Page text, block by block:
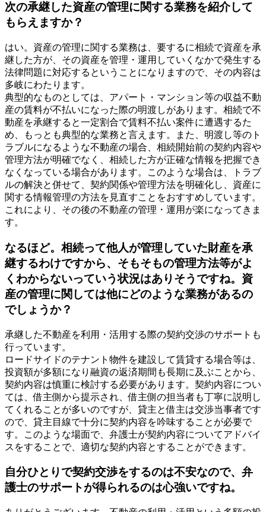
次の承継した資産の管理に関する業務を紹介して
もらえますか？
はい。資産の管理に関する業務は、要するに相続で資産を承
継した方が、その資産を管理・運用していくなかで発生する
法律問題に対応するということになりますので、その内容は
多岐にわたります。
典型的なものとしては、アパート・マンション等の収益不動
産の賃料が不払いになった際の明渡しがあります。相続で不
動産を承継すると一定割合で賃料不払い案件に遭遇するた
め、もっとも典型的な業務と言えます。また、明渡し等のト
ラブルになるような不動産の場合、相続開始前の契約内容や
管理方法が明確でなく、相続した方が正確な情報を把握でき
なくなっている場合があります。このような場合は、トラブ
ルの解決と併せて、契約関係や管理方法を明確化し、資産に
関する情報管理の方法を見直すことをおすすめしています。
これにより、その後の不動産の管理・運用が楽になってきま
す。
なるほど。相続って他人が管理していた財産を承
継するわけですから、そもそもの管理方法等がよ
くわからないっていう状況はありそうですね。資
産の管理に関しては他にどのような業務があるの
でしょうか？
承継した不動産を利用・活用する際の契約交渉のサポートも
行っています。
ロードサイドのテナント物件を建設して賃貸する場合等は、
投資額が多額になり融資の返済期間も長期に及ぶことから、
契約内容は慎重に検討する必要があります。契約内容につい
ては、借主側から提示され、借主側の担当者も丁寧に説明し
てくれることが多いのですが、貸主と借主は交渉当事者です
ので、貸主目線で十分に契約内容を吟味することが必要で
す。このような場面で、弁護士が契約内容についてアドバイ
スをすることで、適切な契約内容とすることができます。
自分ひとりで契約交渉をするのは不安なので、弁
護士のサポートが得られるのは心強いですね。